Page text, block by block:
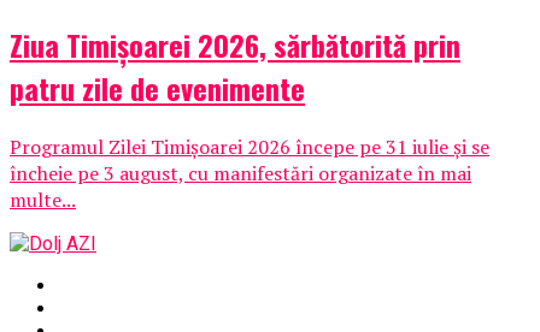
Ziua Timișoarei 2026, sărbătorită prin
patru zile de evenimente
Programul Zilei Timișoarei 2026 începe pe 31 iulie și se
încheie pe 3 august, cu manifestări organizate în mai
multe...